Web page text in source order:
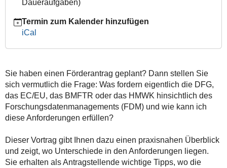
09-
01T12:00:00+02:00
Daueraufgaben)
Termin zum Kalender hinzufügen
iCal
Sie haben einen Förderantrag geplant? Dann stellen Sie
sich vermutlich die Frage: Was fordern eigentlich die DFG,
das EC/EU, das BMFTR oder das HMWK hinsichtlich des
Forschungsdatenmanagements (FDM) und wie kann ich
diese Anforderungen erfüllen?
Dieser Vortrag gibt Ihnen dazu einen praxisnahen Überblick
und zeigt, wo Unterschiede in den Anforderungen liegen.
Sie erhalten als Antragstellende wichtige Tipps, wo die